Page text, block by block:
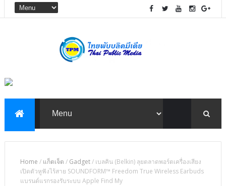
Home / แก็ตเจ็ต / Gadget/ เบลคิน (Belkin) ลุยตลาดพอร์ตเครื่องเสียง
เปิดตัวหูฟังไร้สาย SOUNDFORM™ Freedom True Wireless Earbuds
แบรนด์แรกรองรับระบบ Apple Find My